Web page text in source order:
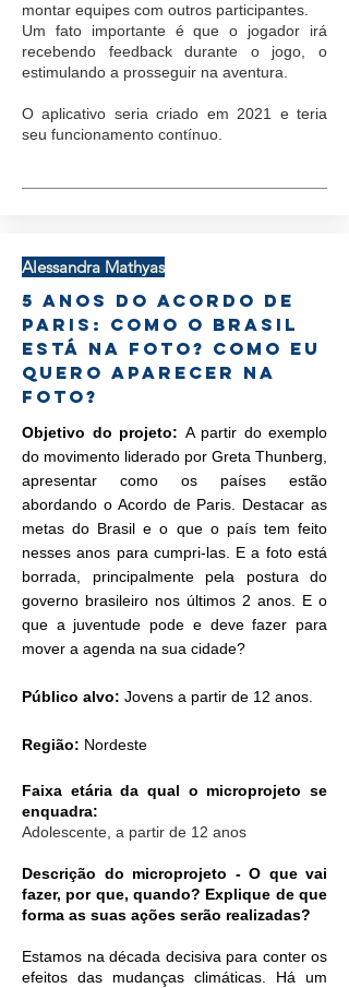
montar equipes com outros participantes.
Um fato importante é que o jogador irá
recebendo feedback durante o jogo, o
estimulando a prosseguir na aventura.
O aplicativo seria criado em 2021 e teria
seu funcionamento contínuo.
Alessandra Mathyas
5 anos do Acordo de
Paris: como o Brasil
está na foto? Como eu
quero aparecer na
foto?
Objetivo do projeto: A partir do exemplo
do movimento liderado por Greta Thunberg,
apresentar como os países estão
abordando o Acordo de Paris. Destacar as
metas do Brasil e o que o país tem feito
nesses anos para cumpri-las. E a foto está
borrada, principalmente pela postura do
governo brasileiro nos últimos 2 anos. E o
que a juventude pode e deve fazer para
mover a agenda na sua cidade?
Público alvo: Jovens a partir de 12 anos.
Região: Nordeste
Faixa etária da qual o microprojeto se
enquadra:
Adolescente, a partir de 12 anos
Descrição do microprojeto - O que vai
fazer, por que, quando? Explique de que
forma as suas ações serão realizadas?
Estamos na década decisiva para conter os
efeitos das mudanças climáticas. Há um